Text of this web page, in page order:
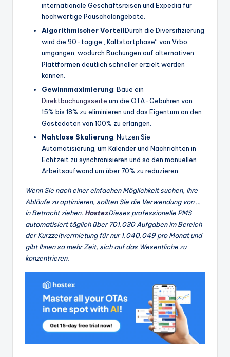
internationale Geschäftsreisen und Expedia für
hochwertige Pauschalangebote.
Algorithmischer VorteilDurch die Diversifizierung
wird die 90-tägige „Kaltstartphase“ von Vrbo
umgangen, wodurch Buchungen auf alternativen
Plattformen deutlich schneller erzielt werden
können.
Gewinnmaximierung: Baue ein
Direktbuchungsseite um die OTA-Gebühren von
15% bis 18% zu eliminieren und das Eigentum an den
Gästedaten von 100% zu erlangen.
Nahtlose Skalierung: Nutzen Sie
Automatisierung, um Kalender und Nachrichten in
Echtzeit zu synchronisieren und so den manuellen
Arbeitsaufwand um über 70% zu reduzieren.
Wenn Sie nach einer einfachen Möglichkeit suchen, Ihre
Abläufe zu optimieren, sollten Sie die Verwendung von …
in Betracht ziehen. HostexDieses professionelle PMS
automatisiert täglich über 701.030 Aufgaben im Bereich
der Kurzzeitvermietung für nur 1.040.049 pro Monat und
gibt Ihnen so mehr Zeit, sich auf das Wesentliche zu
konzentrieren.